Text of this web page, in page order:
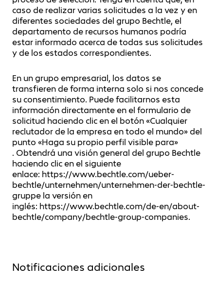
caso de realizar varias solicitudes a la vez y en
diferentes sociedades del grupo Bechtle, el
departamento de recursos humanos podría
estar informado acerca de todas sus solicitudes
y de los estados correspondientes.
En un grupo empresarial, los datos se
transfieren de forma interna solo si nos concede
su consentimiento. Puede facilitarnos esta
información directamente en el formulario de
solicitud haciendo clic en el botón «Cualquier
reclutador de la empresa en todo el mundo» del
punto «Haga su propio perfil visible para»
. Obtendrá una visión general del grupo Bechtle
haciendo clic en el siguiente
enlace: https://www.bechtle.com/ueber-
bechtle/unternehmen/unternehmen-der-bechtle-
gruppe la versión en
inglés: https://www.bechtle.com/de-en/about-
bechtle/company/bechtle-group-companies.
Notificaciones adicionales